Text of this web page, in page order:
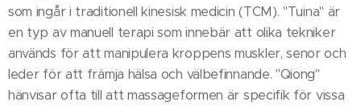
som ingår i traditionell kinesisk medicin (TCM). "Tuina" är
en typ av manuell terapi som innebär att olika tekniker
används för att manipulera kroppens muskler, senor och
leder för att främja hälsa och välbefinnande. "Qiong"
hänvisar ofta till att massageformen är specifik för vissa